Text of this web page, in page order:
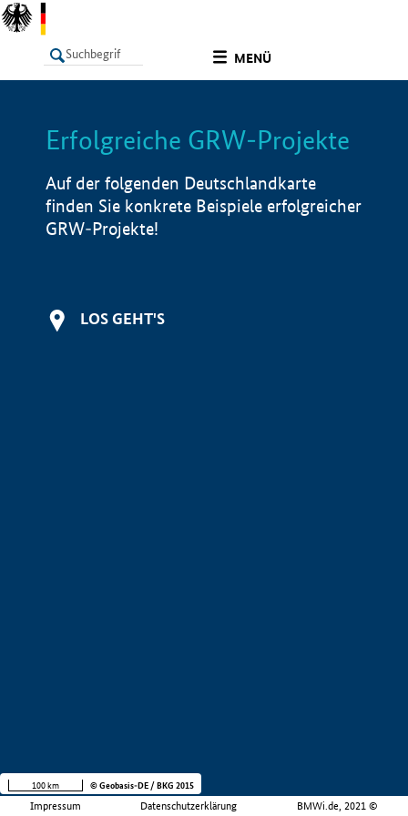
MENÜ
LISTE Info
Erfolgreiche GRW-Projekte
Auf der folgenden Deutschlandkarte
finden Sie konkrete Beispiele erfolgreicher
GRW-Projekte!
LOS GEHT'S
Impressum Datenschutzerklärung BMWi.de, 2021 ©
100 km © Geobasis-DE / BKG 2015